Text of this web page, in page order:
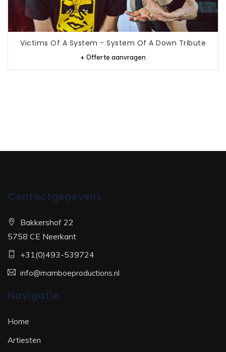
Victims Of A System - System Of A Down Tribute
+ Offerte aanvragen
Contactgegevens
Bakkershof 22
5758 CE Neerkant
+31(0)493-539724
info@mamboeproductions.nl
Navigatie
Home
Artiesten